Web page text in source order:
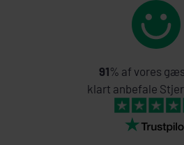
91% af vores
klart anbefale